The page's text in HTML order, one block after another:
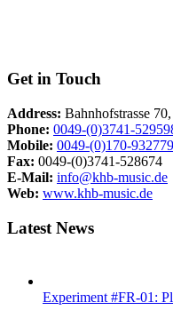
Get in Touch
Address: Bahnhofstrasse
Phone: 0049-(0)3741-
Mobile: 0049-(0)170-
Fax: 0049-(0)3741-528674
E-Mail: info@khb-music.de
Web: www.khb-music.de
Latest News
Experiment #FR-01: